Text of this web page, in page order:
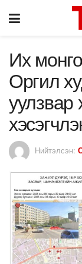
Их
Оргил
уулзвар
Нийтэлсэн: